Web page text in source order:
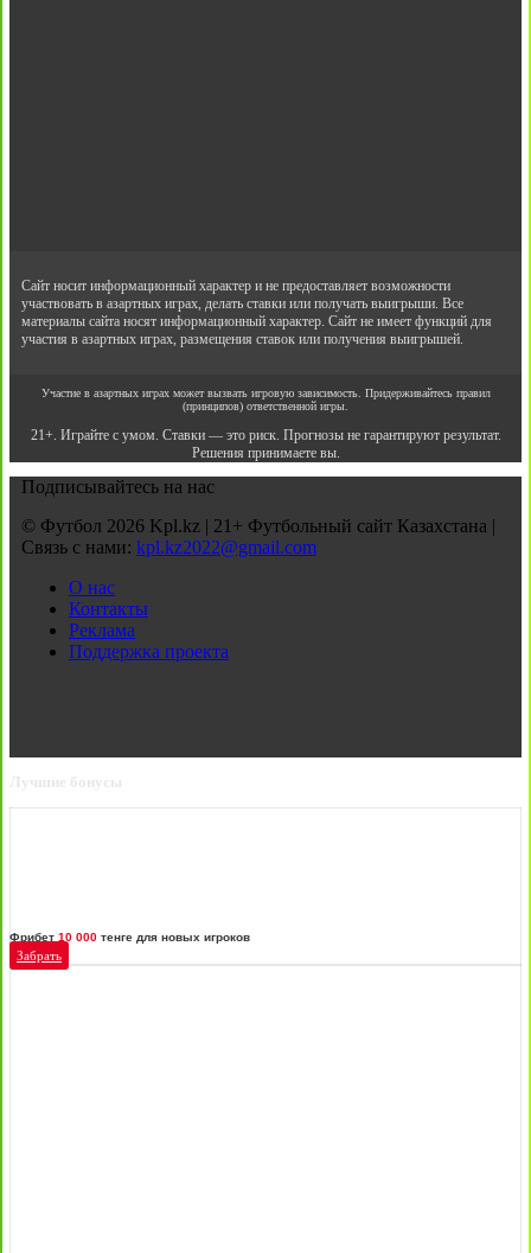
Сайт носит информационный характер и не предоставляет возможности
участвовать в азартных играх, делать ставки или получать выигрыши. Все
материалы сайта носят информационный характер. Сайт не имеет функций для
участия в азартных играх, размещения ставок или получения выигрышей.
Участие в азартных играх может вызвать игровую зависимость. Придерживайтесь правил
(принципов) ответственной игры.
21+. Играйте с умом. Ставки — это риск. Прогнозы не гарантируют результат.
Решения принимаете вы.
Подписывайтесь на нас
© Футбол 2026 Kpl.kz | 21+ Футбольный сайт Казахстана |
Связь с нами: kpl.kz2022@gmail.com
О нас
Контакты
Реклама
Поддержка проекта
Лучшие бонусы
Фрибет 10 000 тенге для новых игроков
Забрать